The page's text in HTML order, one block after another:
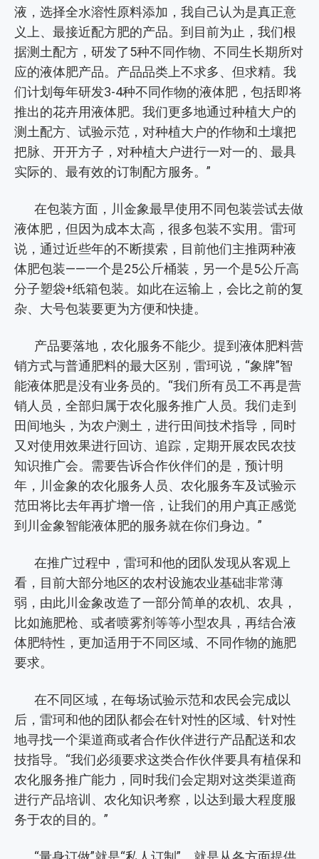
液，选择全水溶性原料添加，我自己认为是真正意
义上、最接近配方肥的产品。到目前为止，我们根
据测土配方，研发了5种不同作物、不同生长期所对
应的液体肥产品。产品品类上不求多、但求精。我
们计划每年研发3-4种不同作物的液体肥，包括即将
推出的花卉用液体肥。我们更多地通过种植大户的
测土配方、试验示范，对种植大户的作物和土壤把
把脉、开开方子，对种植大户进行一对一的、最具
实际的、最有效的订制配方服务。”
在包装方面，川金象最早使用不同包装尝试去做
液体肥，但因为成本太高，很多包装不实用。雷珂
说，通过近些年的不断摸索，目前他们主推两种液
体肥包装——一个是25公斤桶装，另一个是5公斤高
分子塑袋+纸箱包装。如此在运输上，会比之前的复
杂、大号包装要更为方便和快捷。
产品要落地，农化服务不能少。提到液体肥料营
销方式与普通肥料的最大区别，雷珂说，“象牌”智
能液体肥是没有业务员的。“我们所有员工不再是营
销人员，全部归属于农化服务推广人员。我们走到
田间地头，为农户测土，进行田间技术指导，同时
又对使用效果进行回访、追踪，定期开展农民农技
知识推广会。需要告诉合作伙伴们的是，预计明
年，川金象的农化服务人员、农化服务车及试验示
范田将比去年再扩增一倍，让我们的用户真正感觉
到川金象智能液体肥的服务就在你们身边。”
在推广过程中，雷珂和他的团队发现从客观上
看，目前大部分地区的农村设施农业基础非常薄
弱，由此川金象改造了一部分简单的农机、农具，
比如施肥枪、或者喷雾剂等等小型农具，再结合液
体肥特性，更加适用于不同区域、不同作物的施肥
要求。
在不同区域，在每场试验示范和农民会完成以
后，雷珂和他的团队都会在针对性的区域、针对性
地寻找一个渠道商或者合作伙伴进行产品配送和农
技指导。“我们必须要求这类合作伙伴要具有植保和
农化服务推广能力，同时我们会定期对这类渠道商
进行产品培训、农化知识考察，以达到最大程度服
务于农的目的。”